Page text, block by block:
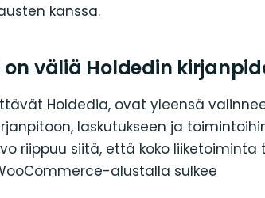
kanssa.
väliä Holdedin
Holdedia, ovat yleensä
laskutukseen ja
riippuu siitä, että koko liiketoiminta
alustalla sulkee